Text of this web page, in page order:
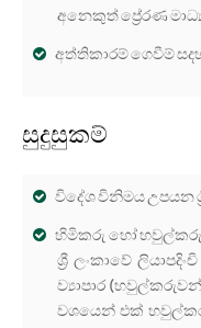
අනෙකුත් ප්‍රේරණ
අත්තිකාරම් ගෙවීම්
සුදුසුකම්
විදේශ විනිමය උපයන
හිමිකරු හෝ
ශ්‍රී ලංකාවේ
ව්‍යාපාර
වශයෙන් එක්